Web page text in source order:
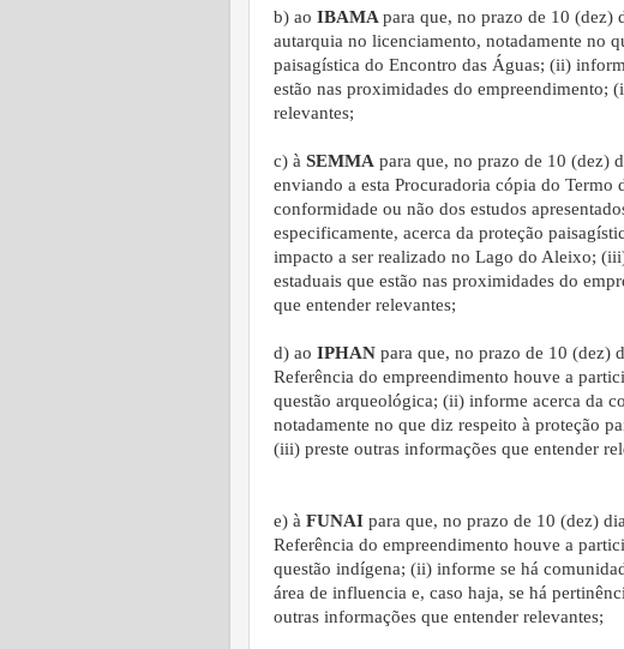
b) ao IBAMA para que, no prazo de 10 (dez)
autarquia no licenciamento, notadamente no
paisagística do Encontro das Águas; (ii)
estão nas proximidades do empreendimento;
relevantes;
c) à SEMMA para que, no prazo de 10 (dez)
enviando a esta Procuradoria cópia do
conformidade ou não dos estudos
especificamente, acerca da proteção
impacto a ser realizado no Lago do Aleixo;
estaduais que estão nas proximidades do
que entender relevantes;
d) ao IPHAN para que, no prazo de 10 (dez)
Referência do empreendimento houve a
questão arqueológica; (ii) informe acerca da
notadamente no que diz respeito à proteção
(iii) preste outras informações que entender
e) à FUNAI para que, no prazo de 10 (dez)
Referência do empreendimento houve a
questão indígena; (ii) informe se há
área de influencia e, caso haja, se há
outras informações que entender relevantes;